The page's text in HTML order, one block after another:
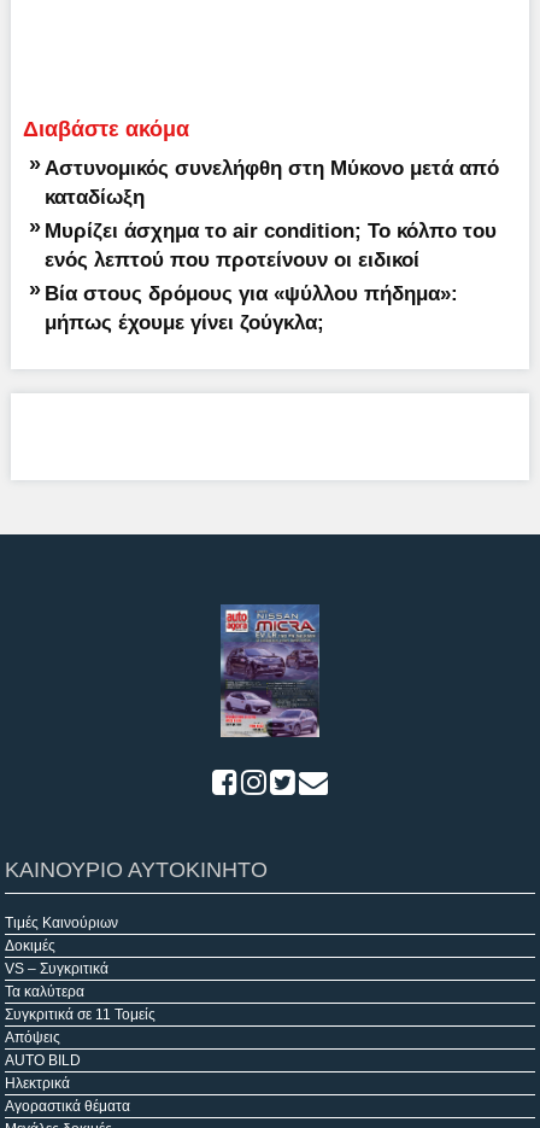
Διαβάστε ακόμα
» Αστυνομικός συνελήφθη στη Μύκονο μετά από
καταδίωξη
» Μυρίζει άσχημα το air condition; Το κόλπο του
ενός λεπτού που προτείνουν οι ειδικοί
» Βία στους δρόμους για «ψύλλου πήδημα»:
μήπως έχουμε γίνει ζούγκλα;
ΚΑΙΝΟΥΡΙΟ ΑΥΤΟΚΙΝΗΤΟ
Τιμές Καινούριων
Δοκιμές
VS – Συγκριτικά
Τα καλύτερα
Συγκριτικά σε 11 Τομείς
Απόψεις
AUTO BILD
Ηλεκτρικά
Αγοραστικά θέματα